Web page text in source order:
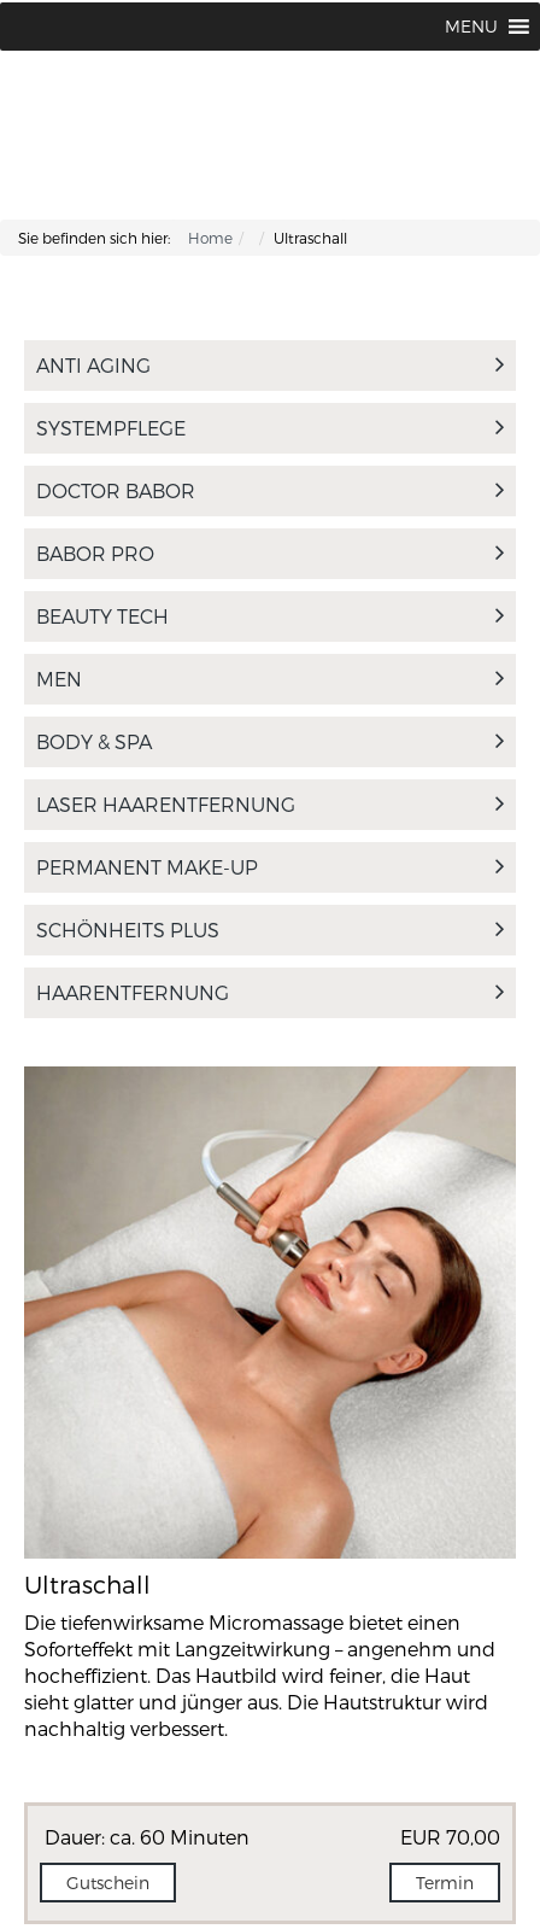
MENU
Sie befinden sich hier: Home Ultraschall
ANTI AGING
SYSTEMPFLEGE
DOCTOR BABOR
BABOR PRO
BEAUTY TECH
MEN
BODY & SPA
LASER HAARENTFERNUNG
PERMANENT MAKE-UP
SCHÖNHEITS PLUS
HAARENTFERNUNG
Ultraschall
Die tiefenwirksame Micromassage bietet einen
Soforteffekt mit Langzeitwirkung – angenehm und
hocheffizient. Das Hautbild wird feiner, die Haut
sieht glatter und jünger aus. Die Hautstruktur wird
nachhaltig verbessert.
Dauer: ca. 60 Minuten EUR 70,00
Gutschein Termin